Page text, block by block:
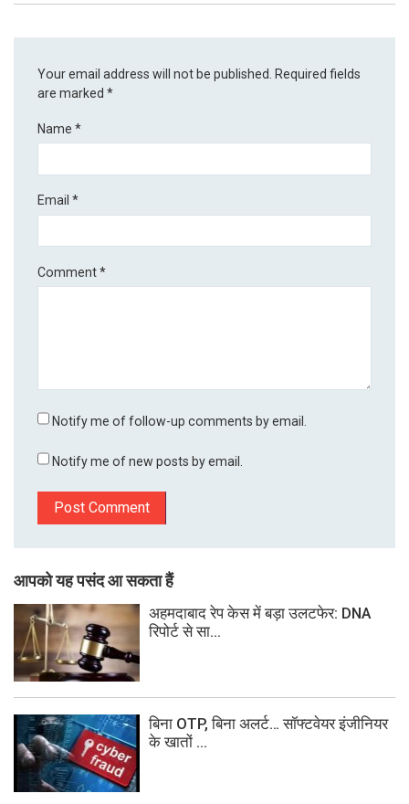
Your email address will not be published. Required fields
are marked*
Name*
Email*
Comment*
Notify me of follow-up comments by email.
Notify me of new posts by email.
आपको यह पसंद आ सकता हैं
अहमदाबाद रेप केस में बड़ा उलटफेर: DNA
रिपोर्ट से सा...
बिना OTP, बिना अलर्ट… सॉफ्टवेयर इंजीनियर
के खातों ...